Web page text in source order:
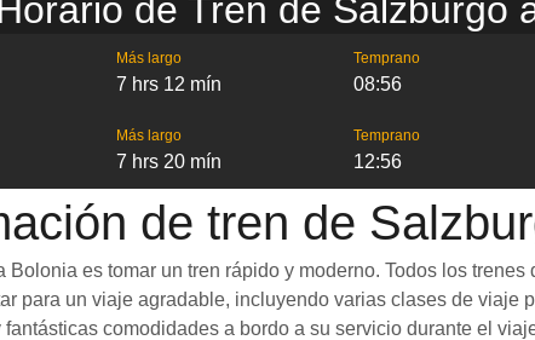
de Tren de Salzburgo
Más largo
7 hrs 12 mín
Temprano
08:56
Más largo
7 hrs 20 mín
Temprano
12:56
de tren de
es tomar un tren rápido y moderno. Todos los
para un viaje agradable, incluyendo varias clases de viaje
comodidades a bordo a su servicio durante el